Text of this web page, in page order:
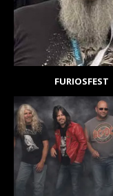
FURIOSFEST